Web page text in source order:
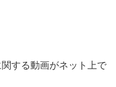
する動画がネット上で